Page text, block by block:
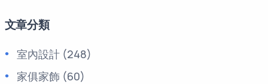
文章分類
室內設計(248)
家俱家飾 (60)